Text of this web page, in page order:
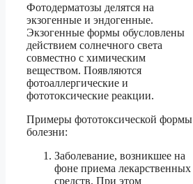
Фотодерматозы делятся на
экзогенные и эндогенные.
Экзогенные формы обусловлены
действием солнечного света
совместно с химическим
веществом. Появляются
фотоаллергические и
фототоксические реакции.
Примеры фототоксической формы
болезни:
Заболевание, возникшее на
фоне приема лекарственных
средств. При этом